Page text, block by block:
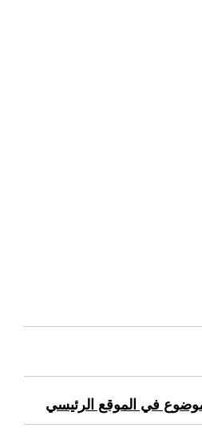
في الموقع الرئيسي